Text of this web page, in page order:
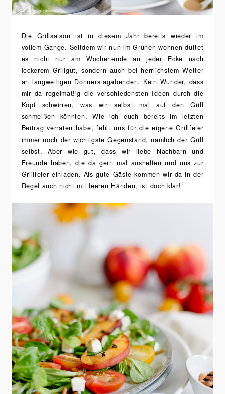
Die Grillsaison ist in diesem Jahr bereits wieder im
vollem Gange. Seitdem wir nun im Grünen wohnen duftet
es nicht nur am Wochenende an jeder Ecke nach
leckerem Grillgut, sondern auch bei herrlichstem Wetter
an langweiligen Donnerstagabenden. Kein Wunder, dass
mir da regelmäßig die verschiedensten Ideen durch die
Kopf schwirren, was wir selbst mal auf den Grill
schmeißen könnten. Wie ich euch bereits im letzten
Beitrag verraten habe, fehlt uns für die eigene Grillfeier
immer noch der wichtigste Gegenstand, nämlich der Grill
selbst. Aber wie gut, dass wir liebe Nachbarn und
Freunde haben, die da gern mal aushelfen und uns zur
Grillfeier einladen. Als gute Gäste kommen wir da in der
Regel auch nicht mit leeren Händen, ist doch klar!